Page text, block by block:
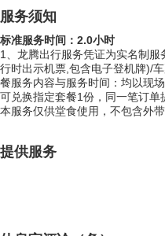
服务须知
标准服务时间：2.0小时
1、龙腾出行服务凭证为实名制
行时出示机票,包含电子登机牌)/
餐服务内容与服务时间：均以现
可兑换指定套餐1份，同一笔订
本服务仅供堂食使用，不包含外
提供服务